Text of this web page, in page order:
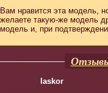
Вам нравится эта модель,
желаете такую-же модель
модель и, при
laskor